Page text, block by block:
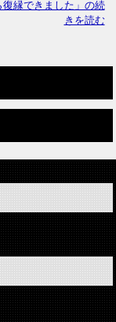
復縁できました」の続
きを読む